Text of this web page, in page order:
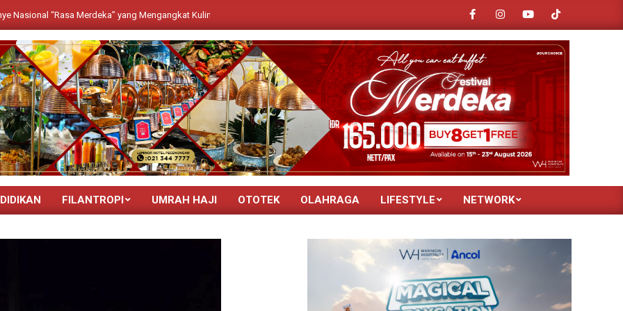
Merdeka” yang Mengangkat Kuliner, Budaya, dan Keindahan Destinasi Nusantara Jakarta Serah terima eCanter kepada PT. Fastana
Primary
Menu
FILANTROPI UMRAH HAJI OTOTEK OLAHRAGA LIFESTYLE NETWORK